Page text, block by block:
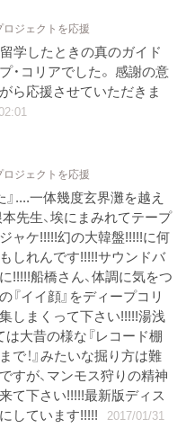
ロジェクトを応援
学したときの真のガイド
・コリアでした。 感謝の意
ら応援させていただきま
ロジェクトを応援
』....一体幾度玄界灘を越え
先生、埃にまみれてテープ
ャケ!!!!!幻の大韓盤!!!!!に何
しれんです!!!!!サウンドバ
!!!!!船橋さん、体調に気をつ
『イイ顔』をディープコリ
しまくって下さい!!!!!湯浅
は大昔の様な『レコード棚
で！』みたいな掘り方は難
すが、マンモス狩りの精神
て下さい!!!!!最新版ディス
しています!!!!!
2017/01/31